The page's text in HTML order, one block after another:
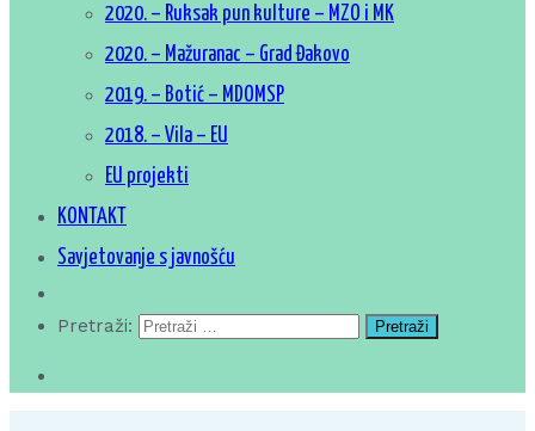
2020. – Ruksak pun kulture – MZO i MK
2020. – Mažuranac – Grad Đakovo
2019. – Botić – MDOMSP
2018. – Vila – EU
EU projekti
KONTAKT
Savjetovanje s javnošću
Pretraži: